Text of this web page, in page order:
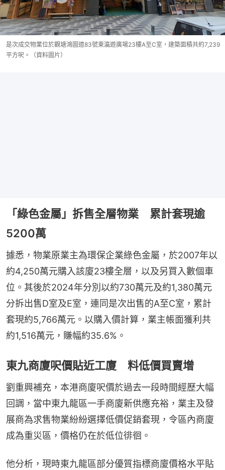
是次成交物業位於觀塘鴻圖道83號東瀛遊廣場23樓A至C室，建築面積共約7,239
平方呎。（資料圖片）
「綠色金屬」拆售全層物業 累計套現逾
5200萬
據悉，物業原業主為環保企業綠色金屬，於2007年以
約4,250萬元購入該廈23樓全層，以及另買入數個車
位。其後於2024年分別以約730萬元及約1,380萬元
分拆出售D室及E室，連同是次出售的A至C室，累計
套現約5,766萬元。以購入價計算，業主帳面獲利共
約1,516萬元，賺幅約35.6%。
東九商廈呎價貼近工廈 料低價買賣增
劉重興補充，本港商廈呎價於過去一段時間經歷大幅
回調，當中東九龍區一手商廈新供應充裕，業主及發
展商為求售物業紛紛選擇低價促銷套現，令區內商廈
成為重災區，價格仍在於低位徘徊。
他分析，現時東九龍區部分優質指標商廈價格水平貼